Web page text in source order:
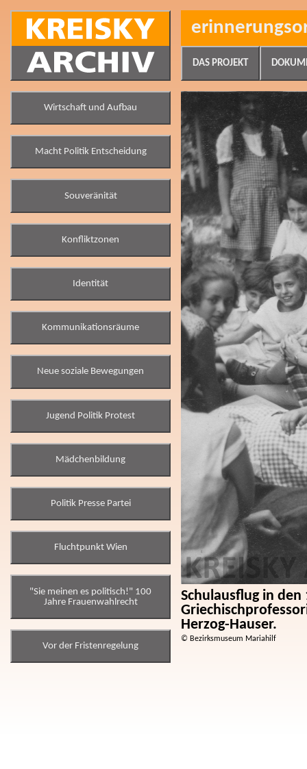
DAS PROJEKT
Wirtschaft und Aufbau
Macht Politik Entscheidung
Souveränität
Konfliktzonen
Identität
Kommunikationsräume
Neue soziale Bewegungen
Jugend Politik Protest
Mädchenbildung
Politik Presse Partei
Fluchtpunkt Wien
"Sie meinen es politisch!" 100
Jahre Frauenwahlrecht
Vor der Fristenregelung
Schulausflug in
Herzog-Hauser.
© Bezirksmuseum Mariahilf